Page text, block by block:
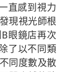
直感到視力
現視光師根
眼鏡店再次
了以不同類
同度數及散